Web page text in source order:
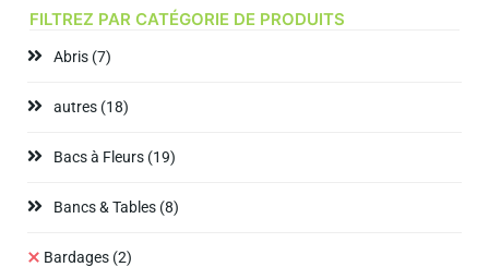
FILTREZ PAR CATÉGORIE DE PRODUITS
Abris (7)
autres (18)
Bacs à Fleurs (19)
Bancs & Tables (8)
Bardages (2)